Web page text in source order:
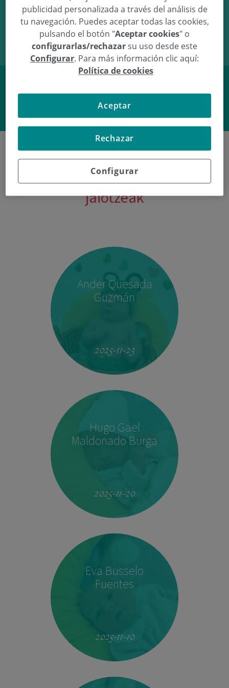
03/08/09 13:30 3.44Kg 50.5cm
Facebook Twitter
Poliklinika Gipuzkoako azken
jaiotzeak
Ander Quesada
Guzmán
2025-11-23
Hugo Gael
Maldonado Burga
2025-11-20
Eva Busselo
Fuentes
2025-11-10
publicidad personalizada a través del análisis de
tu navegación. Puedes aceptar todas las cookies,
pulsando el botón "Aceptar cookies" o
configurarlas/rechazarsu uso desde este
Configurar. Para más información clic aquí:
Política de cookies
Configurar
Rechazar
Aceptar